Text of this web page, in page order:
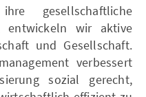
gesellschaftliche
entwickeln wir aktive
und Gesellschaft.
verbessert
sozial gerecht,